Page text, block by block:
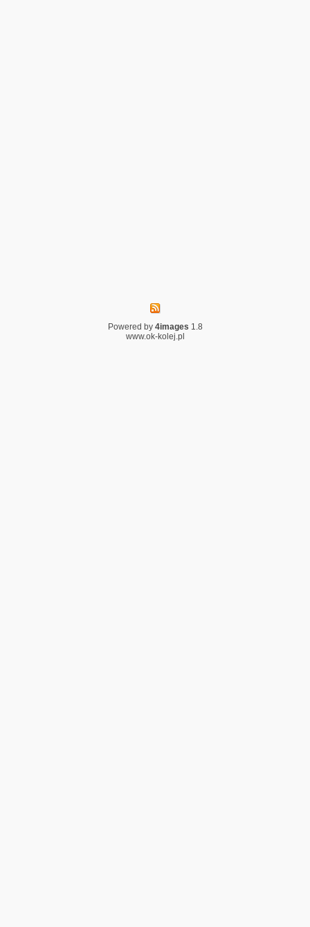
Powered by 4images 1.8
www.ok-kolej.pl